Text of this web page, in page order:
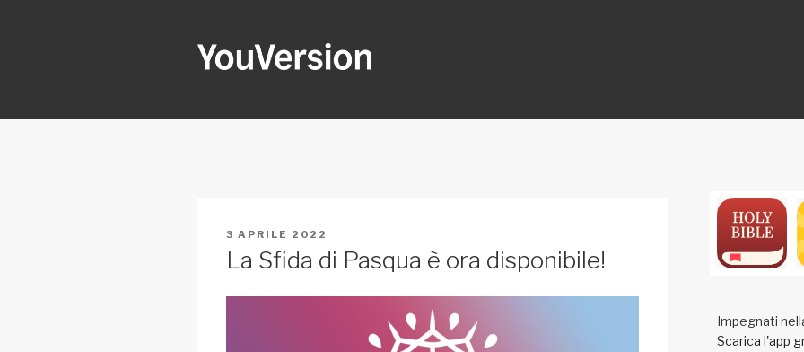
PUBBLICATO
3 APRILE 2022
La Sfida di Pasqua è ora disponibile!
Impegnati
Scarica l'app